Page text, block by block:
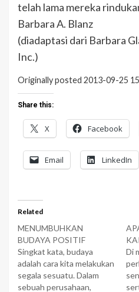
telah lama mereka
Barbara A. Blanz
(diadaptasi dari Barbara
Inc.)
Originally posted 2013-09-25
Share this:
X Facebook
Email LinkedIn
Related
MENUMBUHKAN
BUDAYA POSITIF
Singkat kata, budaya
adalah cara kita melakukan
segala sesuatu. Dalam
sebuah perusahaan,
Di